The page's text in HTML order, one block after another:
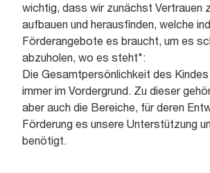
wichtig, dass wir zunächst Vertrauen
aufbauen und herausfinden, welche
Förderangebote es braucht, um es
abzuholen, wo es steht":
Die Gesamtpersönlichkeit des
immer im Vordergrund. Zu dieser
aber auch die Bereiche, für deren
Förderung es unsere Unterstützung
benötigt.